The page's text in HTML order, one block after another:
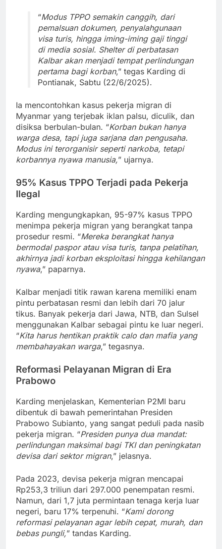
“Modus TPPO semakin canggih, dari
pemalsuan dokumen, penyalahgunaan
visa turis, hingga iming-iming gaji tinggi
di media sosial. Shelter di perbatasan
Kalbar akan menjadi tempat perlindungan
pertama bagi korban,” tegas Karding di
Pontianak, Sabtu (22/6/2025).
Ia mencontohkan kasus pekerja migran di
Myanmar yang terjebak iklan palsu, diculik, dan
disiksa berbulan-bulan. “Korban bukan hanya
warga desa, tapi juga sarjana dan pengusaha.
Modus ini terorganisir seperti narkoba, tetapi
korbannya nyawa manusia,” ujarnya.
95% Kasus TPPO Terjadi pada Pekerja
Ilegal
Karding mengungkapkan, 95-97% kasus TPPO
menimpa pekerja migran yang berangkat tanpa
prosedur resmi. “Mereka berangkat hanya
bermodal paspor atau visa turis, tanpa pelatihan,
akhirnya jadi korban eksploitasi hingga kehilangan
nyawa,” paparnya.
Kalbar menjadi titik rawan karena memiliki enam
pintu perbatasan resmi dan lebih dari 70 jalur
tikus. Banyak pekerja dari Jawa, NTB, dan Sulsel
menggunakan Kalbar sebagai pintu ke luar negeri.
“Kita harus hentikan praktik calo dan mafia yang
membahayakan warga,” tegasnya.
Reformasi Pelayanan Migran di Era
Prabowo
Karding menjelaskan, Kementerian P2MI baru
dibentuk di bawah pemerintahan Presiden
Prabowo Subianto, yang sangat peduli pada nasib
pekerja migran. “Presiden punya dua mandat:
perlindungan maksimal bagi TKI dan peningkatan
devisa dari sektor migran,” jelasnya.
Pada 2023, devisa pekerja migran mencapai
Rp253,3 triliun dari 297.000 penempatan resmi.
Namun, dari 1,7 juta permintaan tenaga kerja luar
negeri, baru 17% terpenuhi. “Kami dorong
reformasi pelayanan agar lebih cepat, murah, dan
bebas pungli,” tandas Karding.